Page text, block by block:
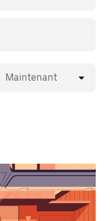
Maintenant